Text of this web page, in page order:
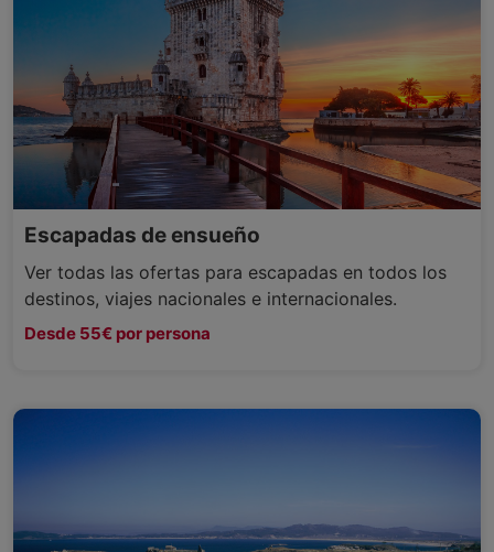
Escapadas de ensueño
Ver todas las ofertas para escapadas en todos los
destinos, viajes nacionales e internacionales.
Desde 55€ por persona